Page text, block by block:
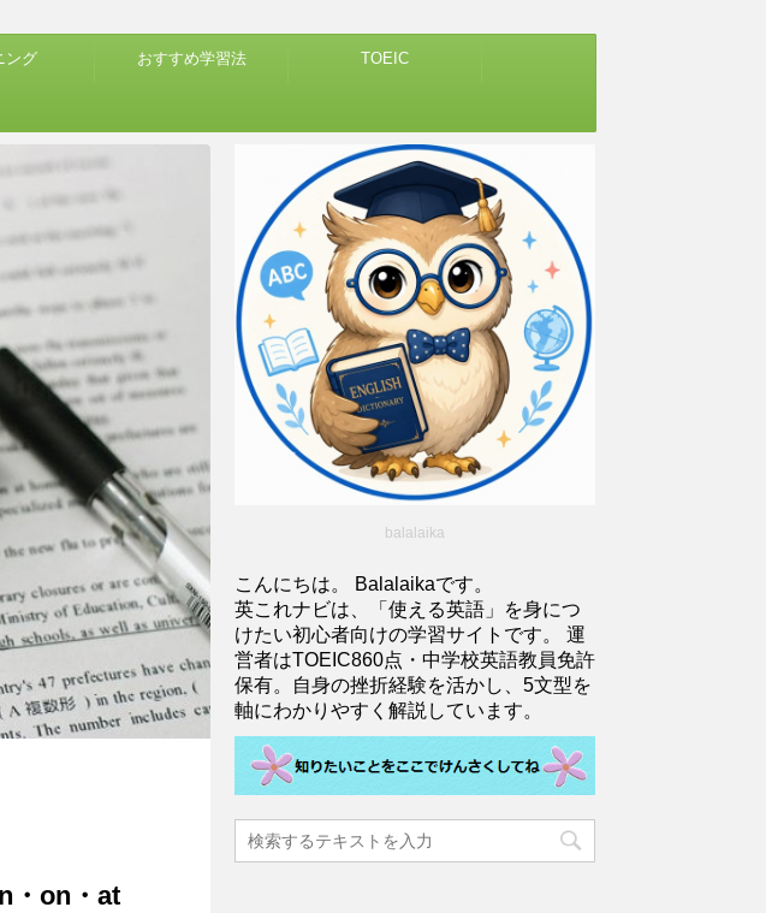
ング おすすめ学習法 TOEIC
・on・at
balalaika
こんにちは。 Balalaikaです。
英これナビは、「使える英語」を身につ
けたい初心者向けの学習サイトです。 運
営者はTOEIC860点・中学校英語教員免許
保有。自身の挫折経験を活かし、5文型を
軸にわかりやすく解説しています。